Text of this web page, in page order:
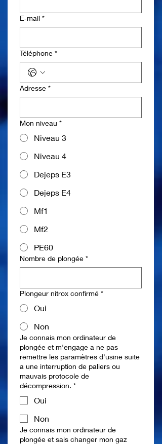
E‑mail *
Téléphone *
Adresse *
Mon niveau *
Niveau 3
Niveau 4
Dejeps E3
Dejeps E4
Mf1
Mf2
PE60
Nombre de plongée *
Plongeur nitrox confirmé *
Oui
Non
Je connais mon ordinateur de
plongée et m'engage a ne pas
remettre les paramètres d'usine suite
a une interruption de paliers ou
mauvais protocole de
décompression. *
Oui
Non
Je connais mon ordinateur de
plongée et sais changer mon gaz